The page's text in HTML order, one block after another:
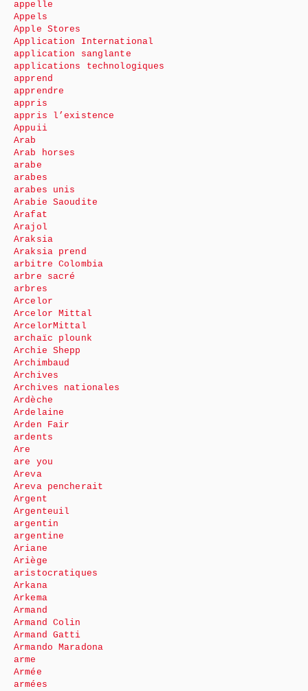
appelle
Appels
Apple Stores
Application International
application sanglante
applications technologiques
apprend
apprendre
appris
appris l’existence
Appuii
Arab
Arab horses
arabe
arabes
arabes unis
Arabie Saoudite
Arafat
Arajol
Araksia
Araksia prend
arbitre Colombia
arbre sacré
arbres
Arcelor
Arcelor Mittal
ArcelorMittal
archaïc plounk
Archie Shepp
Archimbaud
Archives
Archives nationales
Ardèche
Ardelaine
Arden Fair
ardents
Are
are you
Areva
Areva pencherait
Argent
Argenteuil
argentin
argentine
Ariane
Ariège
aristocratiques
Arkana
Arkema
Armand
Armand Colin
Armand Gatti
Armando Maradona
arme
Armée
armées